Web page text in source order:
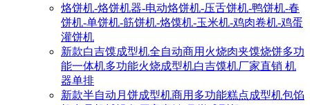
烙饼机-烙饼机器-电动烙饼机-压舌饼机-鸭饼机-春
饼机-单饼机-筋饼机-烙馍机-玉米机-鸡肉卷机-鸡蛋
灌饼机
新款白吉馍成型机全自动商用火烧肉夹馍烧饼多功
能一体机多功能火烧成型机白吉馍机厂家直销 机
器单排
新款半自动月饼成型机商用多功能糕点成型机包馅